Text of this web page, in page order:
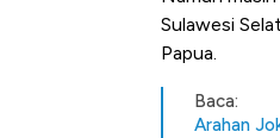
Sulawesi
Papua.
Baca:
Arahan